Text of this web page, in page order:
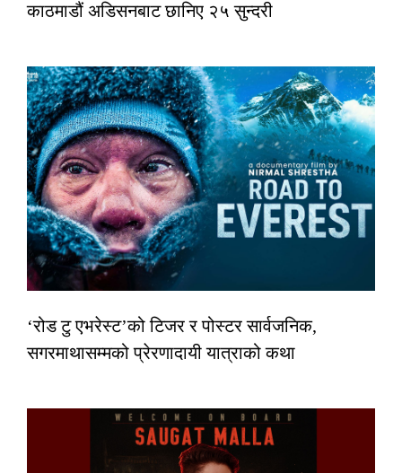
काठमाडौं अडिसनबाट छानिए २५ सुन्दरी
‘रोड टु एभरेस्ट’को टिजर र पोस्टर सार्वजनिक,
सगरमाथासम्मको प्रेरणादायी यात्राको कथा